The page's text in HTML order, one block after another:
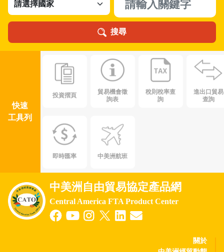
搜尋
快速
工具列
投資摺頁
貿易機會徵
詢表
稅則稅率查
詢
進出口貿易
查詢
即時匯率 中美洲航班
中美洲自由貿易協定產品網
Central America FTA Product Center
關於